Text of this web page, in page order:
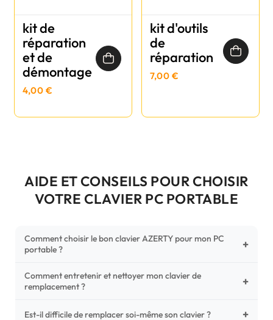
kit de
réparation
et de
démontage
4,00 €
kit d'outils
de
réparation
7,00 €
AIDE ET CONSEILS POUR CHOISIR
VOTRE CLAVIER PC PORTABLE
Comment choisir le bon clavier AZERTY pour mon PC
portable ?
+
Pour ne pas vous tromper, vérifiez trois points critiques sur
votre clavier d'origine : la disposition (AZERTY Français), la
photos HD) et l'emplacement des fixations (vis ou clips) au
Comment entretenir et nettoyer mon clavier de
remplacement ?
+
Un entretien régulier prolonge la vie de vos touches.
Est-il difficile de remplacer soi-même son clavier ? +